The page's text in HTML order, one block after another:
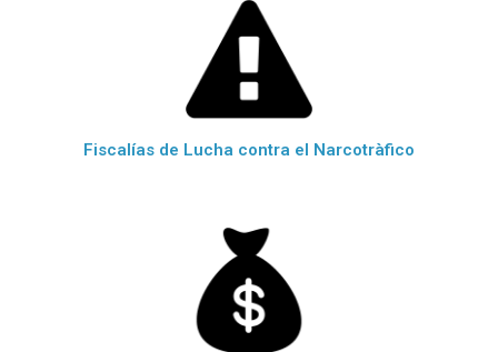
Fiscalías de Lucha contra el Narcotràfico